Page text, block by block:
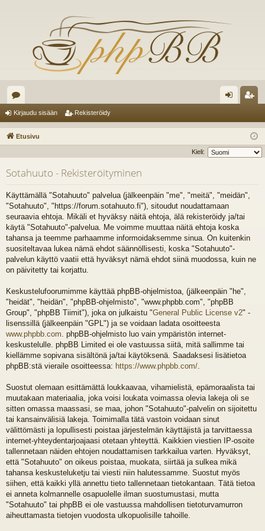
es
ku
ua
lu
ee
t
au
du
sä
ist
er
dy
Kirjaudu sisään Rekisteröidy
Etusivu
Kieli:
Sotahuuto - Rekisteröityminen
Käyttämällä "Sotahuuto" palvelua (jälkeenpäin "me", "meitä", "meidän",
"Sotahuuto", "https://forum.sotahuuto.fi"), sitoudut noudattamaan
seuraavia ehtoja. Mikäli et hyväksy näitä ehtoja, älä rekisteröidy ja/tai
käytä "Sotahuuto"-palvelua. Me voimme muuttaa näitä ehtoja koska
tahansa ja teemme parhaamme informoidaksemme sinua. On kuitenkin
suositeltavaa lukea nämä ehdot säännöllisesti, koska "Sotahuuto"-
palvelun käyttö vaatii että hyväksyt nämä ehdot siinä muodossa, kuin ne
on päivitetty tai korjattu.
Keskustelufoorumimme käyttää phpBB-ohjelmistoa, (jälkeenpäin "he",
"heidät", "heidän", "phpBB-ohjelmisto", "www.phpbb.com", "phpBB
Group", "phpBB Tiimit"), joka on julkaistu "General Public License v2" -
lisenssillä (jälkeenpäin "GPL") ja se voidaan ladata osoitteesta
www.phpbb.com . phpBB-ohjelmisto luo vain ympäristön internet-
keskustelulle. phpBB Limited ei ole vastuussa siitä, mitä sallimme tai
kiellämme sopivana sisältönä ja/tai käytöksenä. Saadaksesi lisätietoa
phpBB:stä vieraile osoitteessa: https://www.phpbb.com/
Suostut olemaan esittämättä loukkaavaa, vihamielistä, epämoraalista tai
muutakaan materiaalia, joka voisi loukata voimassa olevia lakeja oli se
sitten omassa maassasi, se maa, johon "Sotahuuto"-palvelin on sijoitettu
tai kansainvälisiä lakeja. Toimimalla tätä vastoin voidaan sinut
välittömästi ja lopullisesti poistaa järjestelmän käyttäjistä ja tarvittaessa
internet-yhteydentarjoajaasi otetaan yhteyttä. Kaikkien viestien IP-osoite
tallennetaan näiden ehtojen noudattamisen tarkkailua varten. Hyväksyt,
että "Sotahuuto" on oikeus poistaa, muokata, siirtää ja sulkea mikä
tahansa keskusteluketju tai viesti niin halutessamme. Suostut myös
siihen, että kaikki yllä annettu tieto tallennetaan tietokantaan. Tätä tietoa
ei anneta kolmannelle osapuolelle ilman suostumustasi, mutta
"Sotahuuto" tai phpBB ei ole vastuussa mahdollisen tietoturvamurron
aiheuttamasta tietojen vuodosta ulkopuolisille tahoille.